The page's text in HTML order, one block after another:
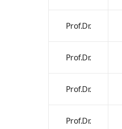
Prof.Dr.
Prof.Dr.
Prof.Dr.
Prof.Dr.